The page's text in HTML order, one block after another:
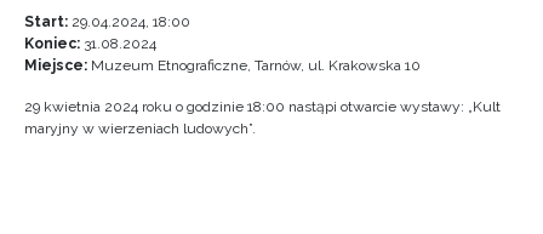
Start: 29.04.2024, 18:00
Koniec: 31.08.2024
Miejsce: Muzeum Etnograficzne, Tarnów, ul. Krakowska 10
29 kwietnia 2024 roku o godzinie 18:00 nastąpi otwarcie wystawy: „Kult
maryjny w wierzeniach ludowych”.